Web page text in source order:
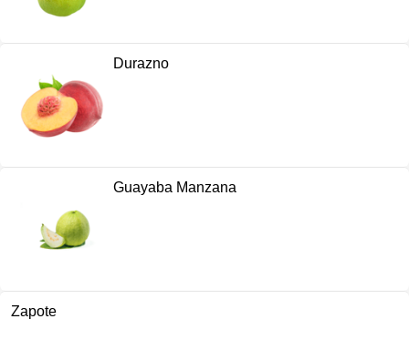
Durazno
Guayaba Manzana
Zapote